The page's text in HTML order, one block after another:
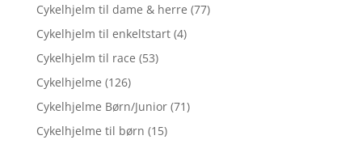
Cykelhjelm til dame & herre (77)
Cykelhjelm til enkeltstart (4)
Cykelhjelm til race (53)
Cykelhjelme (126)
Cykelhjelme Børn/Junior (71)
Cykelhjelme til børn (15)